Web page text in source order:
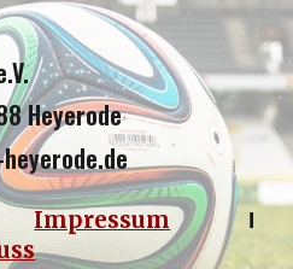
Heyerode
Impressum I